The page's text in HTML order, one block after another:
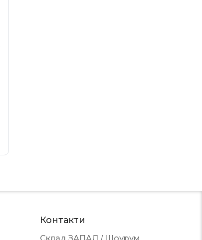
Контакти
Склад ЗАПАД / Шоурум